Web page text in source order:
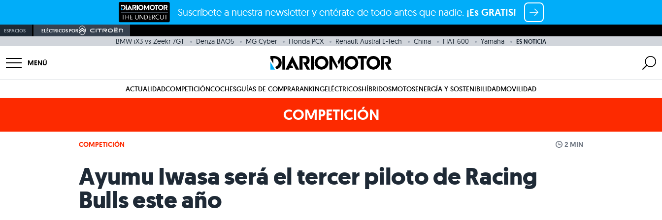
Suscríbete a nuestra newsletter y entérate de todo antes que nadie. ¡Es GRATIS!
ESPACIOS ELÉCTRICOS POR
BMW iX3 vs Zeekr 7GT Denza BAO5 MG Cyber Honda PCX Renault Austral E-Tech China FIAT 600 Yamaha ES NOTICIA
MENÚ
ACTUALIDADCOMPETICIÓNCOCHESGUÍAS DE COMPRARANKINGELÉCTRICOSHÍBRIDOSMOTOSENERGÍA Y SOSTENIBILIDADMOVILIDAD
COMPETICIÓN
COMPETICIÓN 2 MIN
Ayumu Iwasa será el tercer piloto de Racing
Bulls este año